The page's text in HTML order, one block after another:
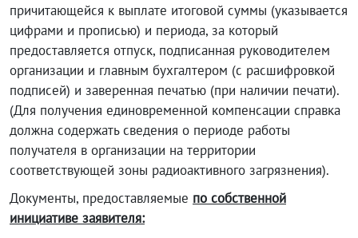
причитающейся к выплате итоговой суммы (указывается
цифрами и прописью) и периода, за который
предоставляется отпуск, подписанная руководителем
организации и главным бухгалтером (с расшифровкой
подписей) и заверенная печатью (при наличии печати).
(Для получения единовременной компенсации справка
должна содержать сведения о периоде работы
получателя в организации на территории
соответствующей зоны радиоактивного загрязнения).
Документы, предоставляемые по собственной
инициативе заявителя: